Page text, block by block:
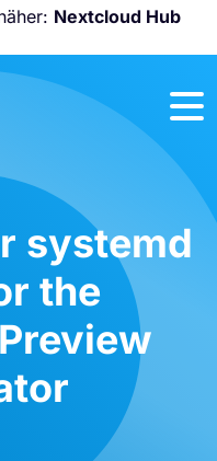
Nextcloud Hub
Nicht
verpassen:
Nextcloud
2026!
systemd
the